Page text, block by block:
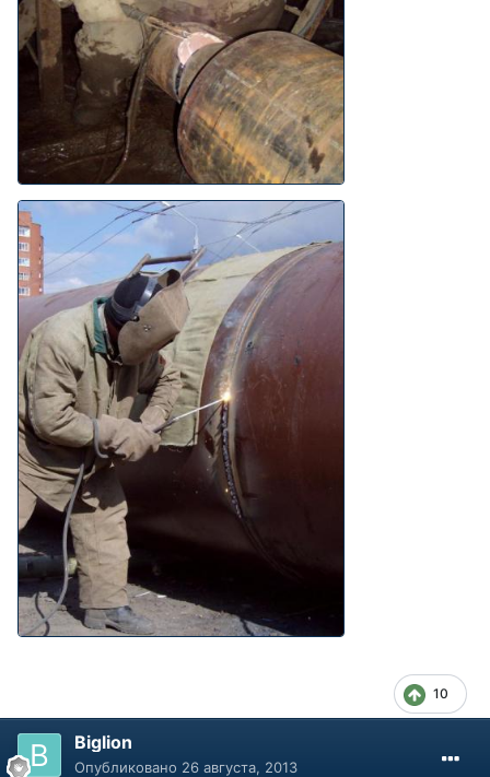
10
Biglion
Опубликовано 26 августа, 2013